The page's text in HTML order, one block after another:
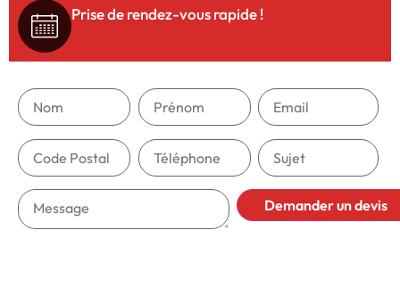
Prise de rendez-vous rapide !